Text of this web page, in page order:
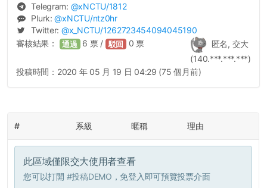
Telegram: @xNCTU/1812
Plurk:@xNCTU/ntz0hr
Twitter: @x_NCTU/1262723454094045190
匿名, 交大
(140.***.***.***)
審核結果： 通過 6 票 / 駁回 0 票
投稿時間： 2020 年 05 月 19 日 04:29 (75 個月前)
# 系級 暱稱 理由
此區域僅限交大使用者查看
您可以打開 #投稿DEMO ，免登入即可預覽投票介面